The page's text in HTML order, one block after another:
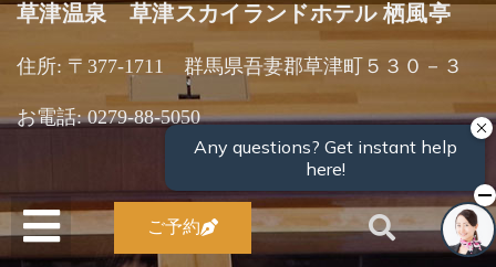
ご予約
草津温泉 草津スカイランドホテル 栖風亭
住所: 〒377-1711 群馬県吾妻郡草津町５３０－３
お電話: 0279-88-5050